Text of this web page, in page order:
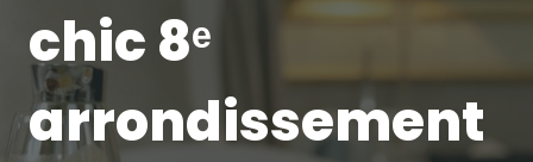
chic 8ᵉ
arrondissement